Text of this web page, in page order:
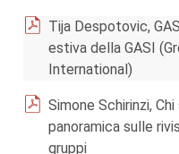
Tija Despotovic,
estiva della GASI
International)
Simone Schirinzi,
panoramica sulle
gruppi